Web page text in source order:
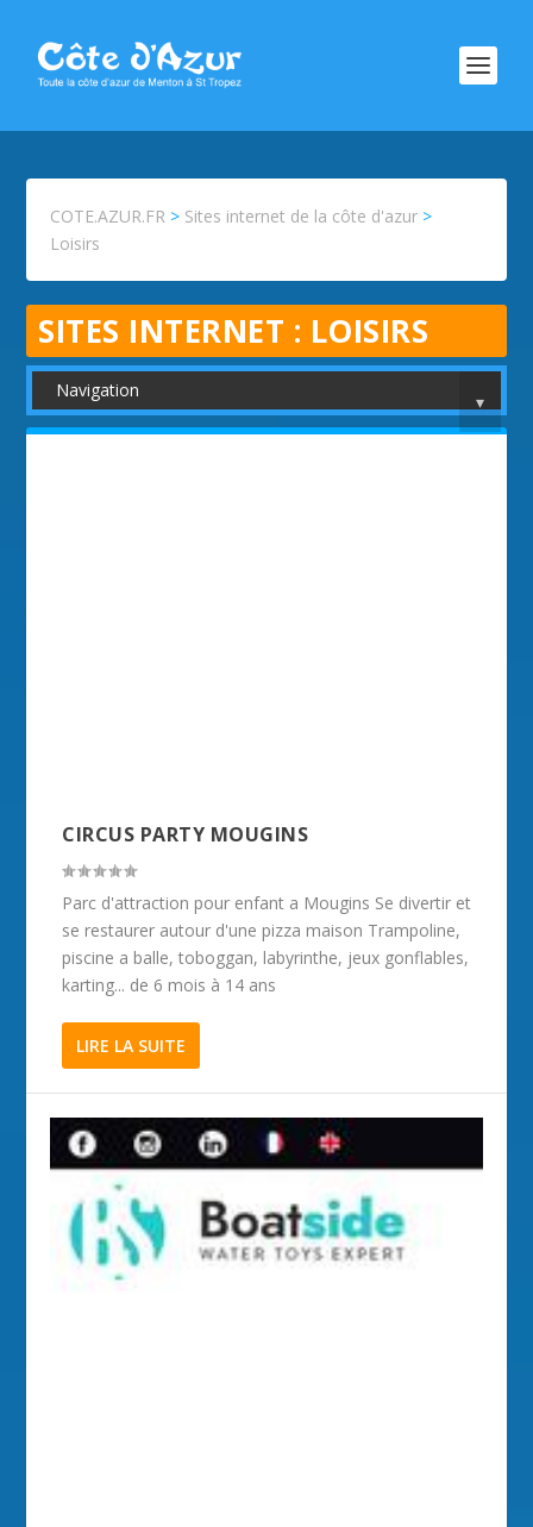
COTE.AZUR.FR > Sites internet de la côte d'azur >
Loisirs
SITES INTERNET : LOISIRS
Navigation
▾
CIRCUS PARTY MOUGINS
Parc d'attraction pour enfant a Mougins Se divertir et
se restaurer autour d'une pizza maison Trampoline,
piscine a balle, toboggan, labyrinthe, jeux gonflables,
karting... de 6 mois à 14 ans
LIRE LA SUITE